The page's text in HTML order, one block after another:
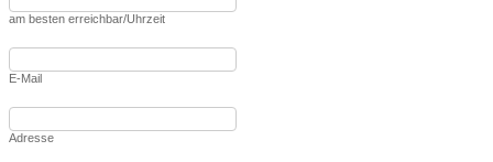
am besten erreichbar/Uhrzeit
E-Mail
Adresse